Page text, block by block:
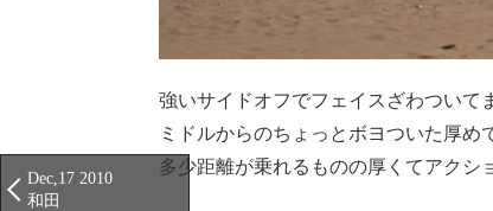
強いサイドオフでフェイスざわついて
ミドルからのちょっとボヨついた厚め
多少距離が乗れるものの厚くてアクシ
Dec,17 2010
和田